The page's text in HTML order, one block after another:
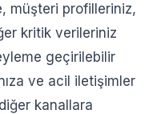
müşteri profilleriniz,
kritik verileriniz
geçirilebilir
ve acil iletişimler
kanallara